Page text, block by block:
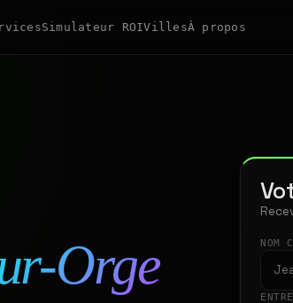
Simulateur ROIVillesÀ propos
Orge NOM